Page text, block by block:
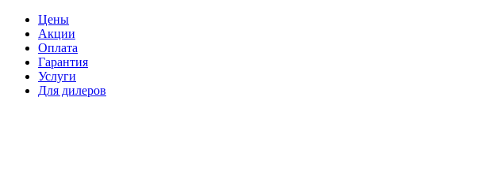
Цены
Акции
Оплата
Гарантия
Услуги
Для дилеров